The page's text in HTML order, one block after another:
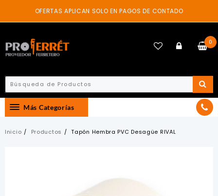
content
OFERTAS APLICAN SOLO EN PAGOS DE CONTADO
0
Más Categorías
Inicio Productos Tapón Hembra PVC Desagüe RIVAL